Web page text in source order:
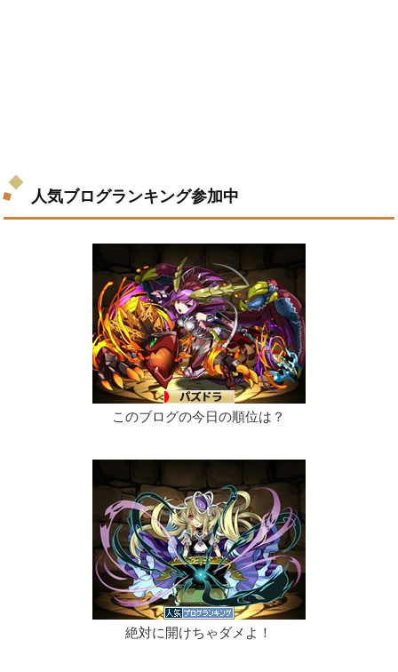
人気ブログランキング参加中
このブログの今日の順位は？
絶対に開けちゃダメよ！